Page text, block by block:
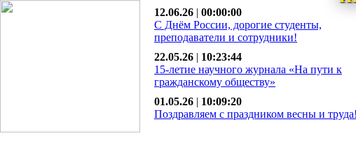
12.06.26 | 00:00:00
С Днём России, дорогие студенты,
преподаватели и сотрудники!
22.05.26 | 10:23:44
15-летие научного журнала «На пути к
гражданскому обществу»
01.05.26 | 10:09:20
Поздравляем с праздником весны и труда!